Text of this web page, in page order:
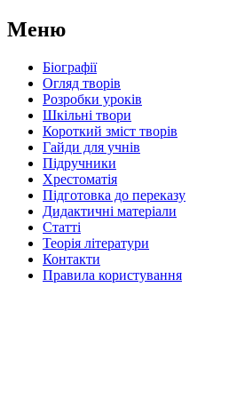
Меню
Біографії
Огляд творів
Розробки уроків
Шкільні твори
Короткий зміст творів
Гайди для учнів
Підручники
Хрестоматія
Підготовка до переказу
Дидактичні матеріали
Статті
Теорія літератури
Контакти
Правила користування